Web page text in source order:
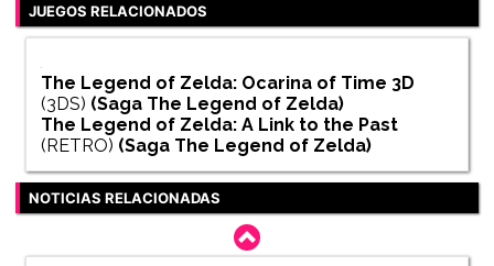
JUEGOS RELACIONADOS
The Legend of Zelda: Ocarina of Time 3D
(3DS) (Saga The Legend of Zelda)
The Legend of Zelda: A Link to the Past
(RETRO) (Saga The Legend of Zelda)
NOTICIAS RELACIONADAS